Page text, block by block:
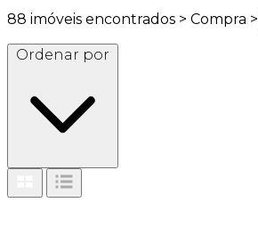
88 imóveis encontrados > Compra >
Ordenar por